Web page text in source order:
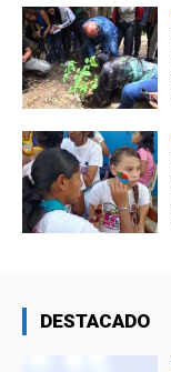
DESTACADO